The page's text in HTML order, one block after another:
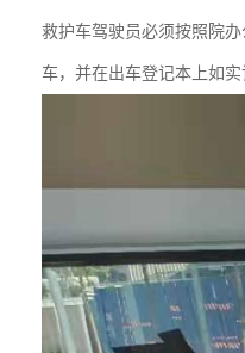
救护车驾驶员必须按照院
车，并在出车登记本上如